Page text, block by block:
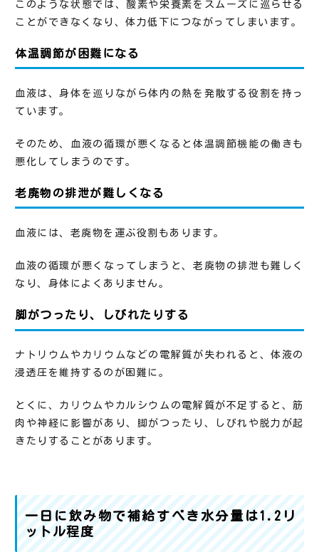
このような状態では、酸素や栄養素をスムーズに巡らせる
ことができなくなり、体力低下につながってしまいます。
体温調節が困難になる
血液は、身体を巡りながら体内の熱を発散する役割を持っ
ています。
そのため、血液の循環が悪くなると体温調節機能の働きも
悪化してしまうのです。
老廃物の排泄が難しくなる
血液には、老廃物を運ぶ役割もあります。
血液の循環が悪くなってしまうと、老廃物の排泄も難しく
なり、身体によくありません。
脚がつったり、しびれたりする
ナトリウムやカリウムなどの電解質が失われると、体液の
浸透圧を維持するのが困難に。
とくに、カリウムやカルシウムの電解質が不足すると、筋
肉や神経に影響があり、脚がつったり、しびれや脱力が起
きたりすることがあります。
一日に飲み物で補給すべき水分量は1.2リ
ットル程度